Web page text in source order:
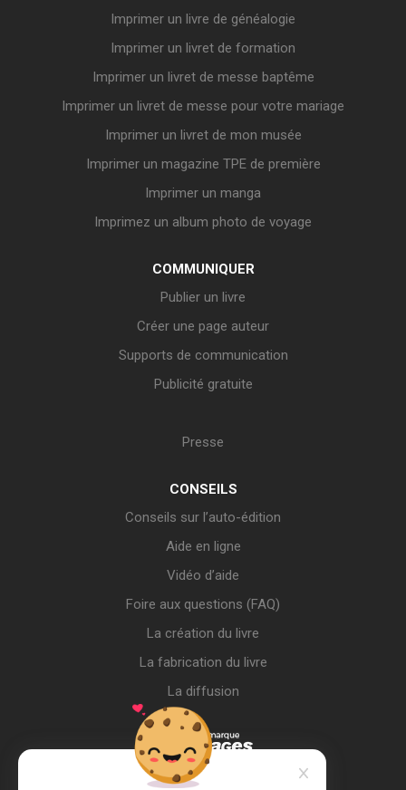
Imprimer un livre de généalogie
Imprimer un livret de formation
Imprimer un livret de messe baptême
Imprimer un livret de messe pour votre mariage
Imprimer un livret de mon musée
Imprimer un magazine TPE de première
Imprimer un manga
Imprimez un album photo de voyage
COMMUNIQUER
Publier un livre
Créer une page auteur
Supports de communication
Publicité gratuite
Presse
CONSEILS
Conseils sur l’auto-édition
Aide en ligne
Vidéo d’aide
Foire aux questions (FAQ)
La création du livre
La fabrication du livre
La diffusion